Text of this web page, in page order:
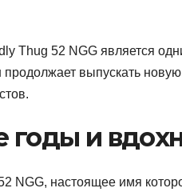
Thug 52 NGG является
выпускать
годы и
NGG, настоящее имя